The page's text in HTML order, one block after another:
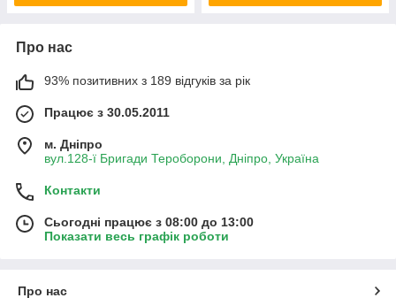
Про нас
93% позитивних з 189 відгуків за рік
Працює з 30.05.2011
м. Дніпро
вул.128-ї Бригади Тероборони, Дніпро, Україна
Контакти
Сьогодні працює з 08:00 до 13:00
Показати весь графік роботи
Про нас